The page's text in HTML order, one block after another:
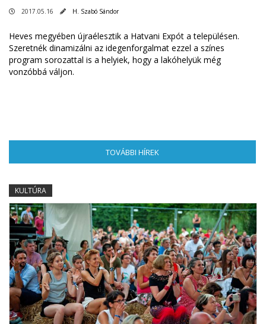
2017.05.16 H. Szabó Sándor
Heves megyében újraélesztik a Hatvani Expót a településen.
Szeretnék dinamizálni az idegenforgalmat ezzel a színes
program sorozattal is a helyiek, hogy a lakóhelyük még
vonzóbbá váljon.
TOVÁBBI HÍREK
KULTÚRA